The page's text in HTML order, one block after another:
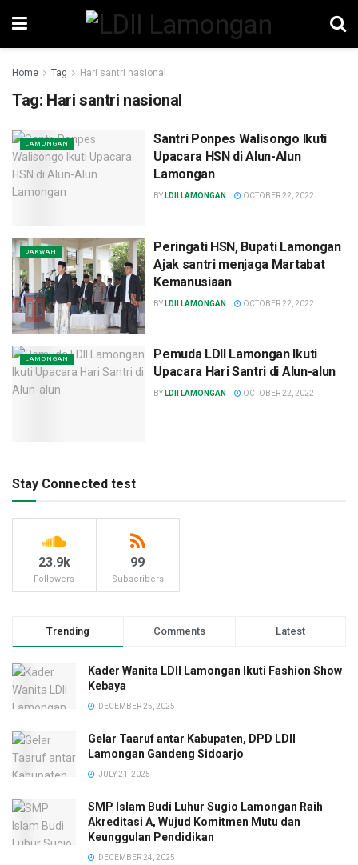
Home Tag Hari santri nasional
Tag: Hari santri nasional
LAMONGAN
Santri Ponpes Walisongo Ikuti
Upacara HSN di Alun-Alun
Lamongan
BY LDII LAMONGAN OCTOBER 22, 2022
DAKWAH
Peringati HSN, Bupati Lamongan
Ajak santri menjaga Martabat
Kemanusiaan
BY LDII LAMONGAN OCTOBER 22, 2022
LAMONGAN
Pemuda LDII Lamongan Ikuti
Upacara Hari Santri di Alun-alun
BY LDII LAMONGAN OCTOBER 22, 2022
Stay Connected test
23.9k
Followers
99
Subscribers
Trending Comments Latest
Kader Wanita LDII Lamongan Ikuti Fashion Show
Kebaya
DECEMBER 25, 2025
Gelar Taaruf antar Kabupaten, DPD LDII
Lamongan Gandeng Sidoarjo
JULY 21, 2025
SMP Islam Budi Luhur Sugio Lamongan Raih
Akreditasi A, Wujud Komitmen Mutu dan
Keunggulan Pendidikan
DECEMBER 24, 2025